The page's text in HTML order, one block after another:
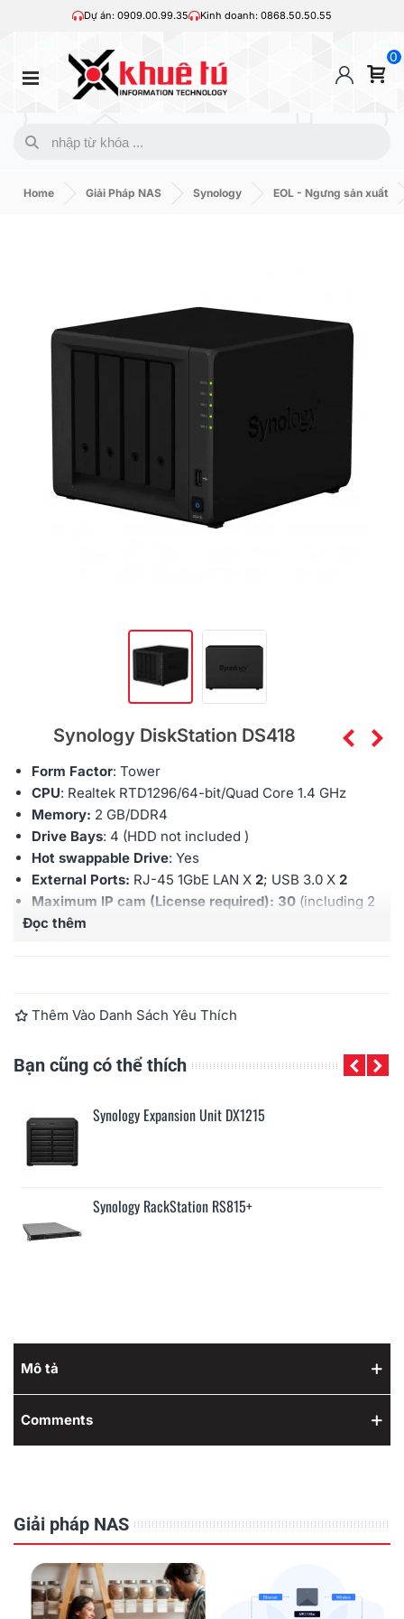
Dự án: 0909.00.99.35 Kinh doanh: 0868.50.50.55
0
Home Giải Pháp NAS Synology EOL - Ngưng sản xuất
Synology DiskStation DS418
Form Factor: Tower
CPU: Realtek RTD1296/64-bit/Quad Core 1.4 GHz
Memory: 2 GB/DDR4
Drive Bays: 4 (HDD not included )
Hot swappable Drive: Yes
External Ports: RJ-45 1GbE LAN X 2; USB 3.0 X 2
Maximum IP cam (License required): 30 (including 2
Free License)
Đọc thêm
Thêm Vào Danh Sách Yêu Thích
Bạn cũng có thể thích
Synology Expansion Unit DX1215
Synology RackStation RS815+
Mô tả
Comments
Giải pháp NAS